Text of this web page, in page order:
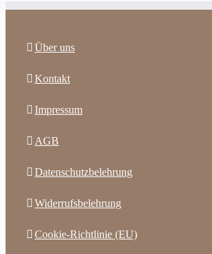
Über uns
Kontakt
Impressum
AGB
Datenschutzbelehrung
Widerrufsbelehrung
Cookie-Richtlinie (EU)